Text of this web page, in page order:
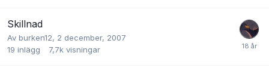
Skillnad
Av burken12, 2 december, 2007
19 inlägg 7,7k visningar